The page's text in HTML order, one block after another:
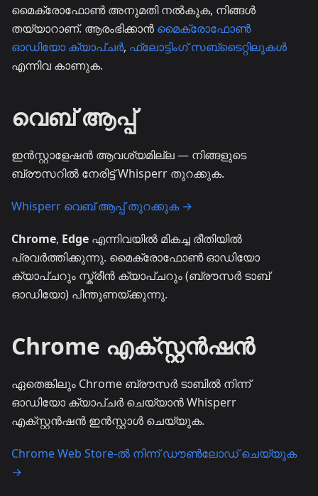
മൈക്രോഫോൺ അനുമതി നൽകുക, നിങ്ങൾ
തയ്യാറാണ്. ആരംഭിക്കാൻ മൈക്രോഫോൺ
ഓഡിയോ ക്യാപ്ചർ, ഫ്ലോട്ടിംഗ് സബ്ടൈറ്റിലുകൾ
എന്നിവ കാണുക.
വെബ് ആപ്പ്
ഇൻസ്റ്റാളേഷൻ ആവശ്യമില്ല — നിങ്ങളുടെ
ബ്രൗസറിൽ നേരിട്ട് Whisperr തുറക്കുക.
Whisperr വെബ് ആപ്പ് തുറക്കുക →
Chrome, Edge എന്നിവയിൽ മികച്ച രീതിയിൽ
പ്രവർത്തിക്കുന്നു. മൈക്രോഫോൺ ഓഡിയോ
ക്യാപ്ചറും സ്ക്രീൻ ക്യാപ്ചറും (ബ്രൗസർ ടാബ്
ഓഡിയോ) പിന്തുണയ്ക്കുന്നു.
Chrome എക്സ്റ്റൻഷൻ
ഏതെങ്കിലും Chrome ബ്രൗസർ ടാബിൽ നിന്ന്
ഓഡിയോ ക്യാപ്ചർ ചെയ്യാൻ Whisperr
എക്സ്റ്റൻഷൻ ഇൻസ്റ്റാൾ ചെയ്യുക.
Chrome Web Store-ൽ നിന്ന് ഡൗൺലോഡ് ചെയ്യുക
→